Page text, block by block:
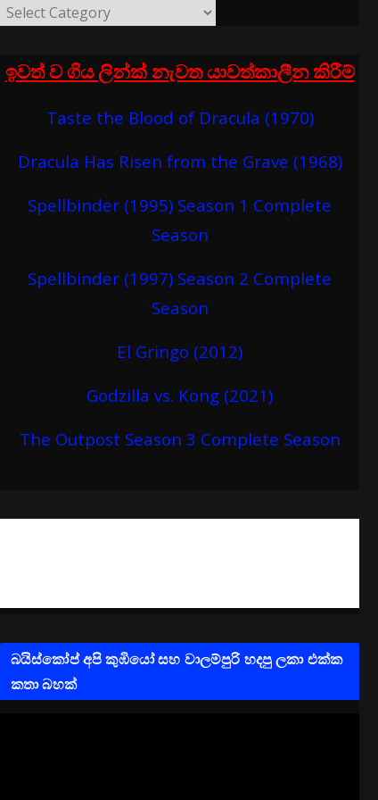
ඉවත් ව ගිය ලින්ක් නැවත යාවත්කාලීන කිරීම්
Taste the Blood of Dracula (1970)
Dracula Has Risen from the Grave (1968)
Spellbinder (1995) Season 1 Complete
Season
Spellbinder (1997) Season 2 Complete
Season
El Gringo (2012)
Godzilla vs. Kong (2021)
The Outpost Season 3 Complete Season
බයිස්කෝප් අපි කුඹියෝ සහ වාලම්පුරි හදපු ලකා එක්ක
කතා බහක්